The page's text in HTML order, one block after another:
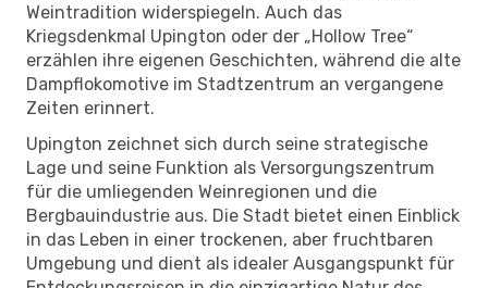
Weintradition widerspiegeln. Auch das
Kriegsdenkmal Upington oder der „Hollow Tree“
erzählen ihre eigenen Geschichten, während die alte
Dampflokomotive im Stadtzentrum an vergangene
Zeiten erinnert.
Upington zeichnet sich durch seine strategische
Lage und seine Funktion als Versorgungszentrum
für die umliegenden Weinregionen und die
Bergbauindustrie aus. Die Stadt bietet einen Einblick
in das Leben in einer trockenen, aber fruchtbaren
Umgebung und dient als idealer Ausgangspunkt für